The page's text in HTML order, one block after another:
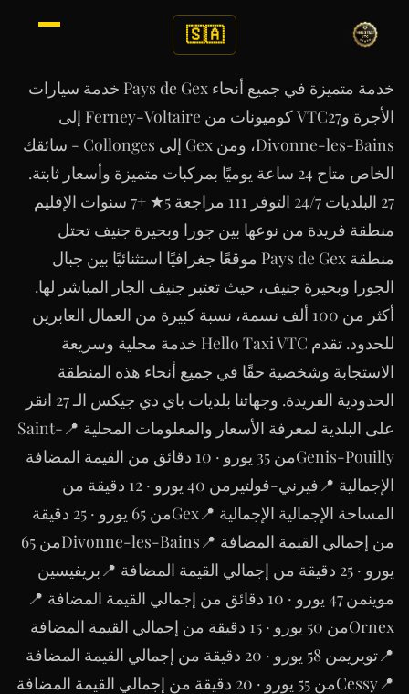
🇸🇦
خدمة متميزة في جميع أنحاء Pays de Gex خدمة سيارات
الأجرة وVTC27 كوميونات من Ferney-Voltaire إلى
Divonne-les-Bains، ومن Gex إلى Collonges - سائقك
الخاص متاح 24 ساعة يوميًا بمركبات متميزة وأسعار ثابتة.
27 البلديات 24/7 التوفر 111 مراجعة 5★ +7 سنوات الإقليم
منطقة فريدة من نوعها بين جورا وبحيرة جنيف تحتل
منطقة Pays de Gex موقعًا جغرافيًا استثنائيًا بين جبال
الجورا وبحيرة جنيف، حيث تعتبر جنيف الجار المباشر لها.
أكثر من 100 ألف نسمة، نسبة كبيرة من العمال العابرين
للحدود. تقدم Hello Taxi VTC خدمة محلية وسريعة
الاستجابة وشخصية حقًا في جميع أنحاء هذه المنطقة
الحدودية الفريدة. وجهاتنا بلديات باي دي جيكس الـ 27 انقر
على البلدية لمعرفة الأسعار والمعلومات المحلية 📍Saint-
Genis-Pouillyمن 35 يورو · 10 دقائق من القيمة المضافة
الإجمالية 📍فيرني-فولتيرمن 40 يورو · 12 دقيقة من
المساحة الإجمالية الإجمالية 📍Gexمن 65 يورو · 25 دقيقة
من إجمالي القيمة المضافة 📍Divonne-les-Bainsمن 65
يورو · 25 دقيقة من إجمالي القيمة المضافة 📍بريفيسين
موينمن 47 يورو · 10 دقائق من إجمالي القيمة المضافة 📍
Ornexمن 50 يورو · 15 دقيقة من إجمالي القيمة المضافة
📍تويريمن 58 يورو · 20 دقيقة من إجمالي القيمة المضافة
📍Cessyمن 55 يورو · 20 دقيقة من إجمالي القيمة المضافة